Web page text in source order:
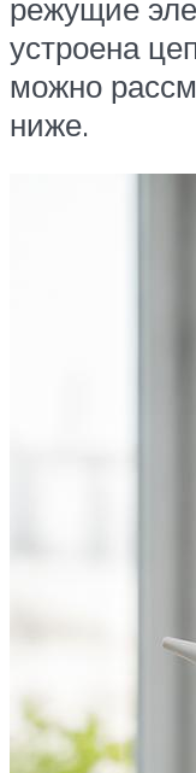
режущие
устроена
можно
ниже.